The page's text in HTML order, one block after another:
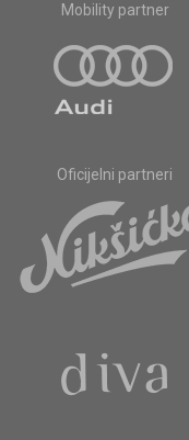
Mobility partner
Oficijelni partneri